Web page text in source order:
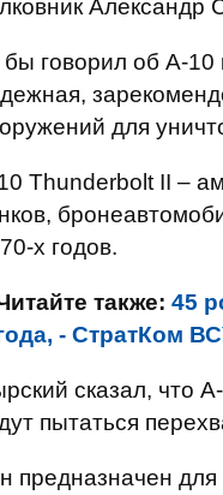
Александр
говорил об А-10
для
Thunderbolt II –
х годов.
также: 45
- СтратКом
сказал, что
пытаться
предназначен для